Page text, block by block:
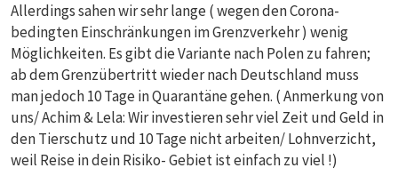
Allerdings sahen wir sehr lange ( wegen den Corona-
bedingten Einschränkungen im Grenzverkehr ) wenig
Möglichkeiten. Es gibt die Variante nach Polen zu fahren;
ab dem Grenzübertritt wieder nach Deutschland muss
man jedoch 10 Tage in Quarantäne gehen. ( Anmerkung von
uns/ Achim & Lela: Wir investieren sehr viel Zeit und Geld in
den Tierschutz und 10 Tage nicht arbeiten/ Lohnverzicht,
weil Reise in dein Risiko- Gebiet ist einfach zu viel !)